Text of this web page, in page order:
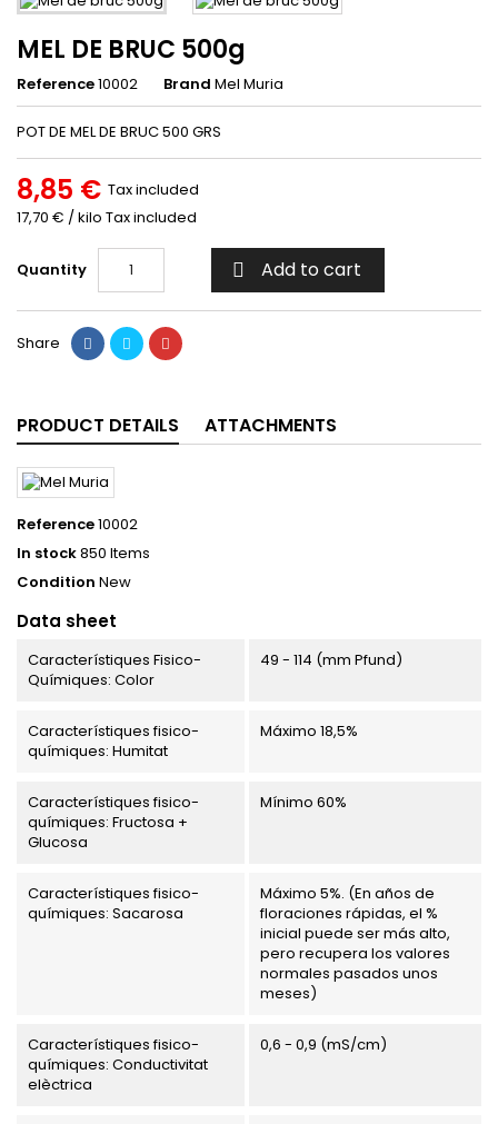
MEL DE BRUC 500g
Reference10002 Brand Mel Muria
POT DE MEL DE BRUC 500 GRS
8,85 € Tax included
17,70 € / kilo Tax included
Quantity  Add to cart
Share
PRODUCT DETAILS ATTACHMENTS
Reference10002
In stock850 Items
Condition New
Data sheet
Característiques Fisico-
Químiques: Color
49 - 114 (mm Pfund)
Característiques fisico-
químiques: Humitat
Máximo 18,5%
Característiques fisico-
químiques: Fructosa +
Glucosa
Mínimo 60%
Característiques fisico-
químiques: Sacarosa
Máximo 5%. (En años de
floraciones rápidas, el %
inicial puede ser más alto,
pero recupera los valores
normales pasados unos
meses)
Característiques fisico-
químiques: Conductivitat
elèctrica
0,6 - 0,9 (mS/cm)